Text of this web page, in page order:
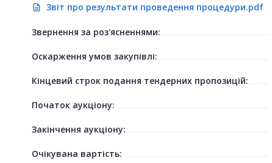
description Звіт про результати проведення процедури.pdf
Звернення за роз'ясненнями:
Оскарження умов закупівлі:
Кінцевий строк подання тендерних пропозицій:
Початок аукціону:
Закінчення аукціону:
Очікувана вартість: